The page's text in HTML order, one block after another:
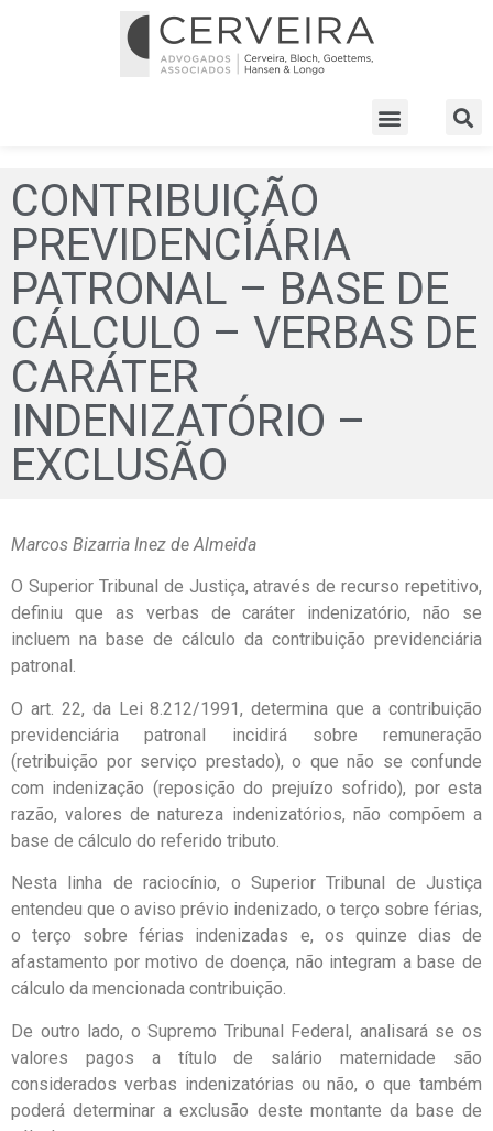
CONTRIBUIÇÃO
PREVIDENCIÁRIA
PATRONAL – BASE DE
CÁLCULO – VERBAS DE
CARÁTER
INDENIZATÓRIO –
EXCLUSÃO
Marcos Bizarria Inez de Almeida
O Superior Tribunal de Justiça, através de recurso repetitivo,
definiu que as verbas de caráter indenizatório, não se
incluem na base de cálculo da contribuição previdenciária
patronal.
O art. 22, da Lei 8.212/1991, determina que a contribuição
previdenciária patronal incidirá sobre remuneração
(retribuição por serviço prestado), o que não se confunde
com indenização (reposição do prejuízo sofrido), por esta
razão, valores de natureza indenizatórios, não compõem a
base de cálculo do referido tributo.
Nesta linha de raciocínio, o Superior Tribunal de Justiça
entendeu que o aviso prévio indenizado, o terço sobre férias,
o terço sobre férias indenizadas e, os quinze dias de
afastamento por motivo de doença, não integram a base de
cálculo da mencionada contribuição.
De outro lado, o Supremo Tribunal Federal, analisará se os
valores pagos a título de salário maternidade são
considerados verbas indenizatórias ou não, o que também
poderá determinar a exclusão deste montante da base de